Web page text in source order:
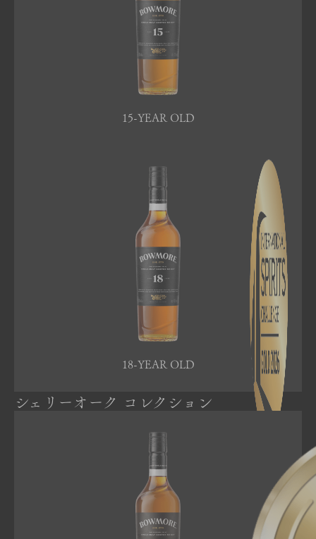
15-YEAR OLD
18-YEAR OLD
シェリーオーク コレクション